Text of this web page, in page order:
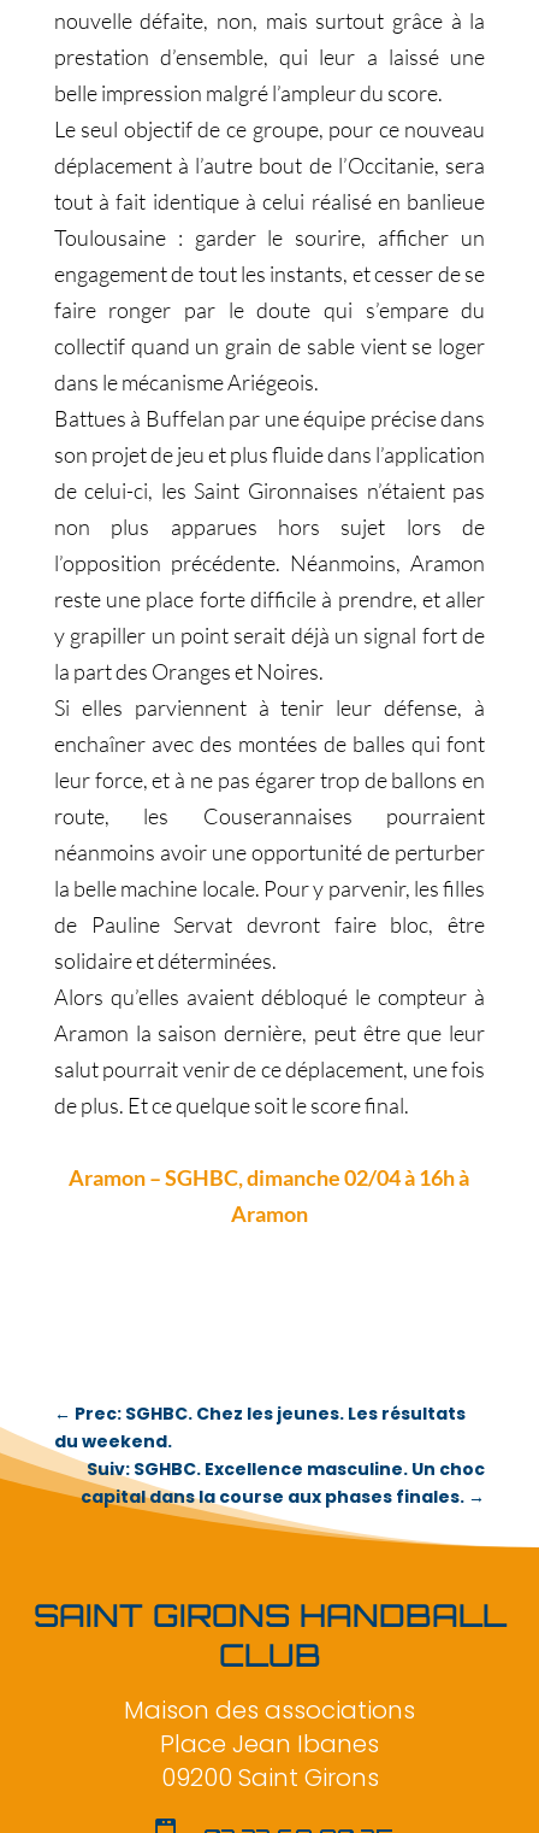
nouvelle défaite, non, mais surtout grâce à la
prestation d’ensemble, qui leur a laissé une
belle impression malgré l’ampleur du score.
Le seul objectif de ce groupe, pour ce nouveau
déplacement à l’autre bout de l’Occitanie, sera
tout à fait identique à celui réalisé en banlieue
Toulousaine : garder le sourire, afficher un
engagement de tout les instants, et cesser de se
faire ronger par le doute qui s’empare du
collectif quand un grain de sable vient se loger
dans le mécanisme Ariégeois.
Battues à Buffelan par une équipe précise dans
son projet de jeu et plus fluide dans l’application
de celui-ci, les Saint Gironnaises n’étaient pas
non plus apparues hors sujet lors de
l’opposition précédente. Néanmoins, Aramon
reste une place forte difficile à prendre, et aller
y grapiller un point serait déjà un signal fort de
la part des Oranges et Noires.
Si elles parviennent à tenir leur défense, à
enchaîner avec des montées de balles qui font
leur force, et à ne pas égarer trop de ballons en
route, les Couserannaises pourraient
néanmoins avoir une opportunité de perturber
la belle machine locale. Pour y parvenir, les filles
de Pauline Servat devront faire bloc, être
solidaire et déterminées.
Alors qu’elles avaient débloqué le compteur à
Aramon la saison dernière, peut être que leur
salut pourrait venir de ce déplacement, une fois
de plus. Et ce quelque soit le score final.
Aramon – SGHBC, dimanche 02/04 à 16h à
Aramon
← Prec: SGHBC. Chez les jeunes. Les résultats
du weekend.
Suiv: SGHBC. Excellence masculine. Un choc
capital dans la course aux phases finales. →
SAINT GIRONS HANDBALL
CLUB
Maison des associations
Place Jean Ibanes
09200 Saint Girons